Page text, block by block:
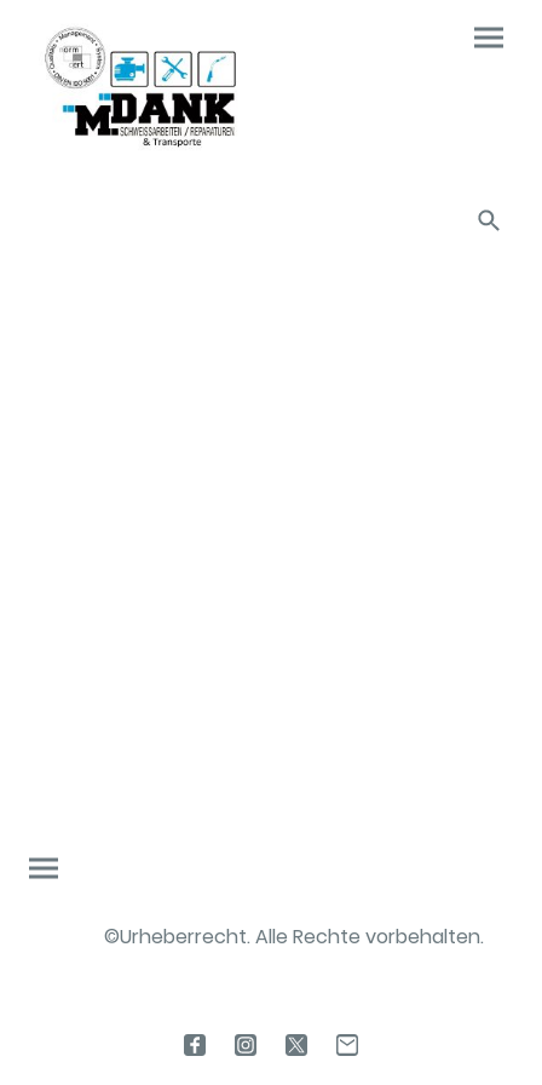
©Urheberrecht. Alle Rechte vorbehalten.